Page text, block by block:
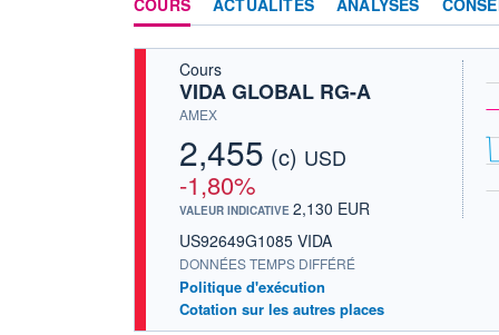
Cours
VIDA GLOBAL RG-A
AMEX
2,455 (c) USD
-1,80%
VALEUR INDICATIVE 2,130 EUR
US92649G1085 VIDA
DONNÉES TEMPS DIFFÉRÉ
Politique d'exécution
Cotation sur les autres places